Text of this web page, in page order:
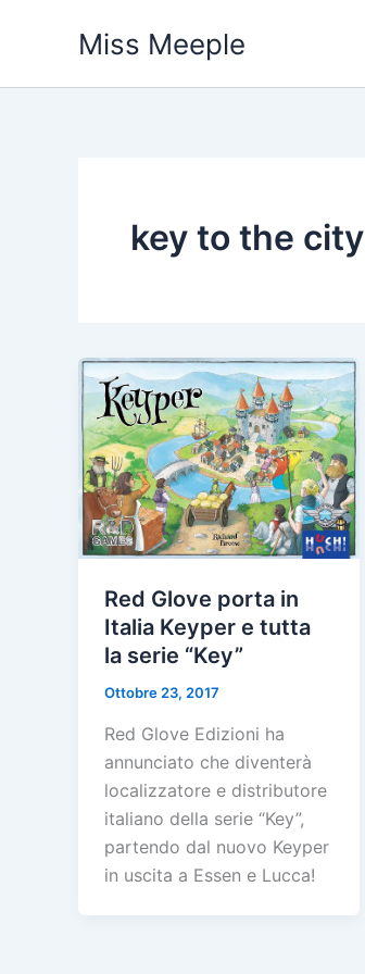
Miss Meeple
key to the city
Red Glove porta in
Italia Keyper e tutta
la serie “Key”
Ottobre 23, 2017
Red Glove Edizioni ha
annunciato che diventerà
localizzatore e distributore
italiano della serie “Key”,
partendo dal nuovo Keyper
in uscita a Essen e Lucca!